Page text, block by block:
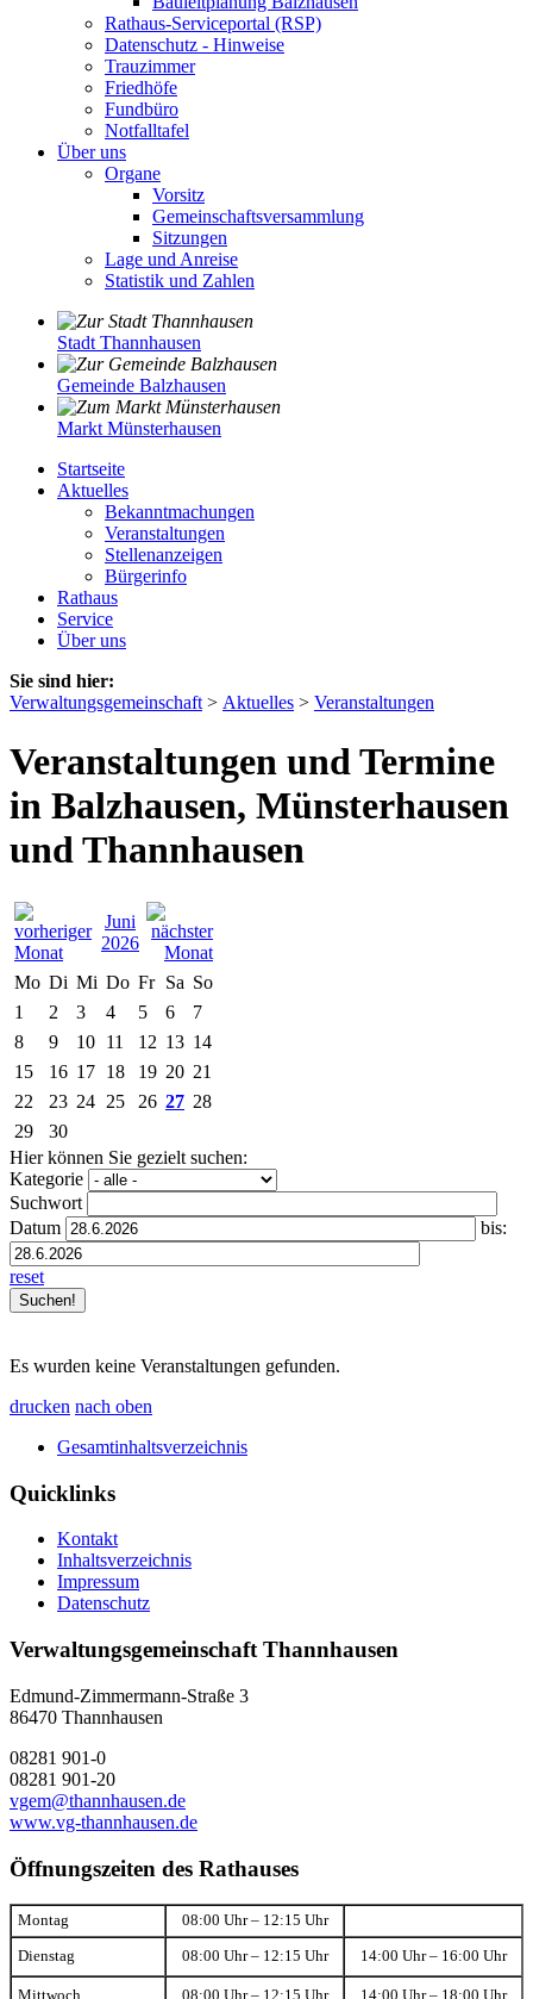
Rathaus-Serviceportal (RSP)
Datenschutz - Hinweise
Trauzimmer
Friedhöfe
Fundbüro
Notfalltafel
Über uns
Organe
Vorsitz
Gemeinschaftsversammlung
Sitzungen
Lage und Anreise
Statistik und Zahlen
Stadt Thannhausen
Gemeinde Balzhausen
Markt Münsterhausen
Startseite
Aktuelles
Bekanntmachungen
Veranstaltungen
Stellenanzeigen
Bürgerinfo
Rathaus
Service
Über uns
Sie sind hier:
Verwaltungsgemeinschaft > Aktuelles > Veranstaltungen
Veranstaltungen und Termine
in Balzhausen, Münsterhausen
und Thannhausen
Juni
2026
Mo Di Mi Do Fr Sa So
1
2 3 4 5 6
7
8
9 10 11 12 13 14
15
16 17 18 19 20 21
22
23 24 25 26 27 28
29
30
Hier können Sie gezielt suchen:
Kategorie
Suchwort
Datum
bis:
reset
Es wurden keine Veranstaltungen gefunden.
drucken nach oben
Gesamtinhaltsverzeichnis
Quicklinks
Kontakt
Inhaltsverzeichnis
Impressum
Datenschutz
Verwaltungsgemeinschaft Thannhausen
Edmund-Zimmermann-Straße 3
86470 Thannhausen
08281 901-0
08281 901-20
vgem@thannhausen.de
www.vg-thannhausen.de
Öffnungszeiten des Rathauses
Montag 08:00 Uhr – 12:15 Uhr
Dienstag 08:00 Uhr – 12:15 Uhr 14:00 Uhr – 16:00 Uhr